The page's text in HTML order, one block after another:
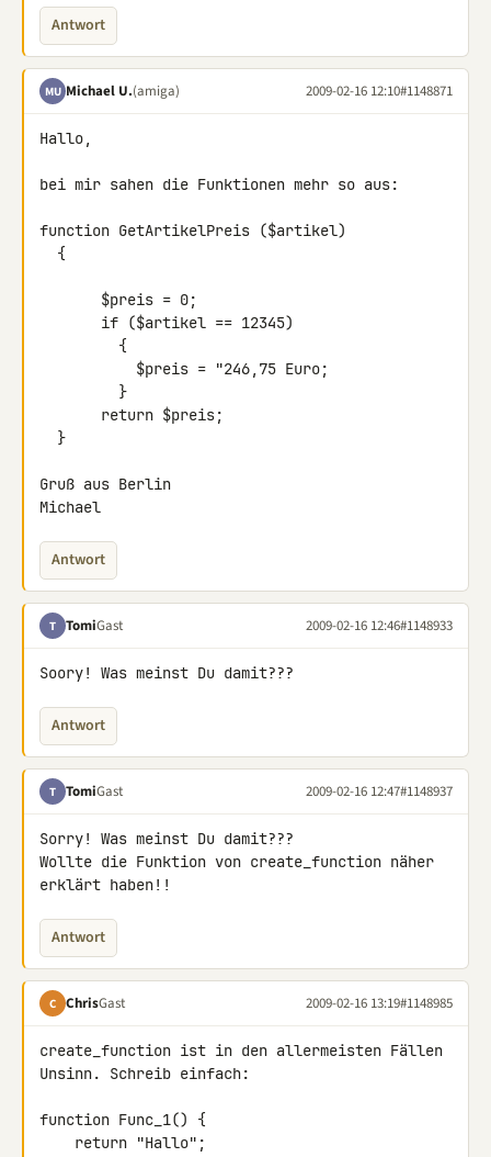
Antwort
MU Michael U.(amiga) 2009-02-16 12:10#1148871
Hallo,
bei mir sahen die Funktionen mehr so aus:
function GetArtikelPreis ($artikel)
Gruß aus Berlin
Michael
Antwort
T TomiGast 2009-02-16 12:46#1148933
Soory! Was meinst Du damit???
Antwort
T TomiGast 2009-02-16 12:47#1148937
Sorry! Was meinst Du damit???
Wollte die Funktion von create_function näher
erklärt haben!!
Antwort
C ChrisGast 2009-02-16 13:19#1148985
create_function ist in den allermeisten Fällen
Unsinn. Schreib einfach:
function Func_1() {